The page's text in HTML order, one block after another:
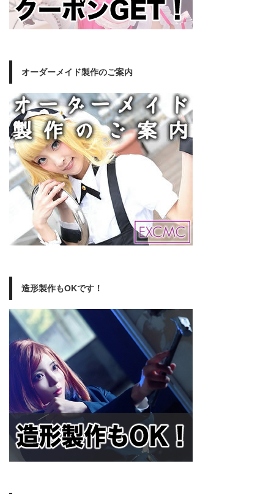
オーダーメイド製作のご案内
造形製作もOKです！